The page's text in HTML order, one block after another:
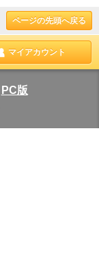
ページの先頭へ戻る
マイアカウント
PC版